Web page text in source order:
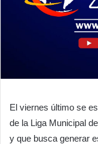
El viernes último se
de la Liga Municipal
y que busca generar